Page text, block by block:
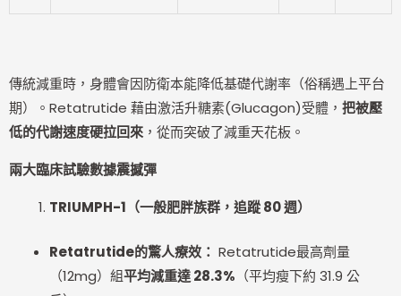
傳統減重時，身體會因防衛本能降低基礎代謝率（俗稱遇上平台
期）。Retatrutide 藉由激活升糖素(Glucagon)受體， 把被壓
低的代謝速度硬拉回來 ，從而突破了減重天花板。
兩大臨床試驗數據震撼彈
TRIUMPH-1 （一般肥胖族群，追蹤 80 週）
Retatrutide的驚人療效： Retatrutide最高劑量
（12mg）組平均減重達 28.3% （平均瘦下約 31.9 公